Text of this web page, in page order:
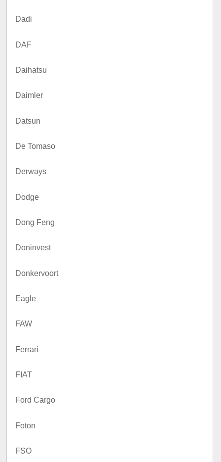
Dadi
DAF
Daihatsu
Daimler
Datsun
De Tomaso
Derways
Dodge
Dong Feng
Doninvest
Donkervoort
Eagle
FAW
Ferrari
FIAT
Ford Cargo
Foton
FSO